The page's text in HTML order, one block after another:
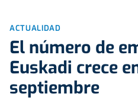
ACTUALIDAD
El número de
Euskadi crece
septiembre